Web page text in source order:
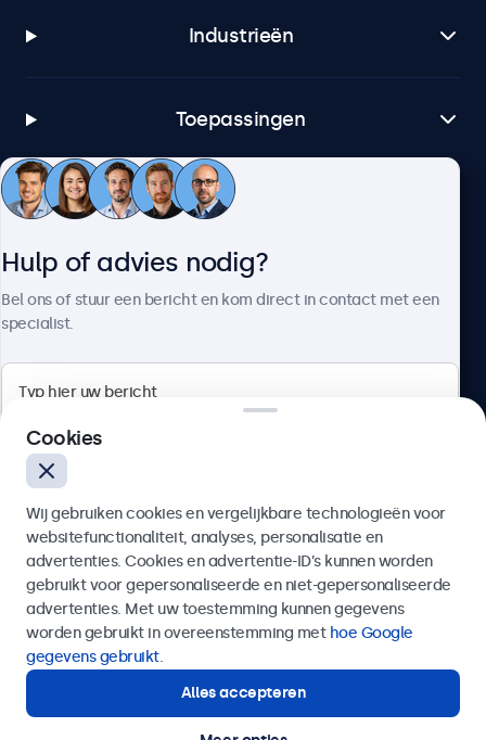
Industrieën
Toepassingen
Klantenservice
4.8/5 door 5000+ bedrijven
Nederlands
Hulp of advies nodig?
Bel ons of stuur een bericht en kom direct in contact met een
specialist.
Verzenden
Of bel ons op
Hulp of advies nodig?
Direct contact met een specialist.
Cookies
Wij gebruiken cookies en vergelijkbare technologieën voor
websitefunctionaliteit, analyses, personalisatie en
advertenties. Cookies en advertentie-ID’s kunnen worden
gebruikt voor gepersonaliseerde en niet-gepersonaliseerde
advertenties. Met uw toestemming kunnen gegevens
worden gebruikt in overeenstemming met hoe Google
gegevens gebruikt.
Alles accepteren